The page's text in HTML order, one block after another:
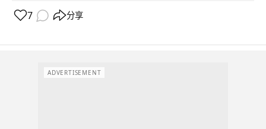
7 分享
ADVERTISEMENT